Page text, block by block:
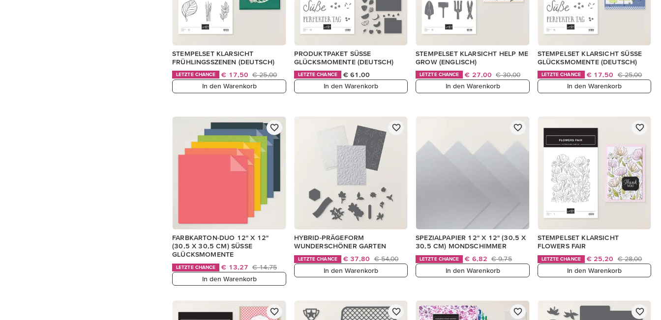
STEMPELSET KLARSICHT
FRÜHLINGSSZENEN (DEUTSCH)
LETZTE CHANCE € 17,50 € 25,00
In den Warenkorb
PRODUKTPAKET SÜSSE
GLÜCKSMOMENTE (DEUTSCH)
LETZTE CHANCE
€ 61,00
In den Warenkorb
STEMPELSET KLARSICHT HELP ME
GROW (ENGLISCH)
LETZTE CHANCE € 27,00 € 30,00
In den Warenkorb
STEMPELSET KLARSICHT SÜSSE
GLÜCKSMOMENTE (DEUTSCH)
LETZTE CHANCE € 17,50
€ 25,00
In den Warenkorb
FARBKARTON-DUO 12" X 12"
(30,5 X 30,5 CM) SÜSSE
GLÜCKSMOMENTE
LETZTE CHANCE € 13,27 € 14,75
In den Warenkorb
HYBRID-PRÄGEFORM
WUNDERSCHÖNER GARTEN
LETZTE CHANCE € 37,80
€ 54,00
In den Warenkorb
SPEZIALPAPIER 12" X 12" (30,5 X
30,5 CM) MONDSCHIMMER
LETZTE CHANCE € 6,82 € 9,75
In den Warenkorb
STEMPELSET KLARSICHT
FLOWERS FAIR
LETZTE CHANCE € 25,20
€ 28,00
In den Warenkorb